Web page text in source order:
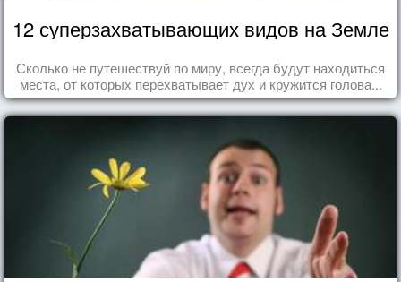
12 суперзахватывающих видов на Земле
Сколько не путешествуй по миру, всегда будут находиться
места, от которых перехватывает дух и кружится голова...